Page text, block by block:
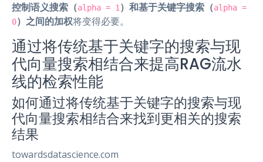
控制语义搜索（alpha = 1 ）和基于关键字搜索（alpha =
0）之间的加权将变得必要。
通过将传统基于关键字的搜索与现
代向量搜索相结合来提高RAG流水
线的检索性能
如何通过将传统基于关键字的搜索与现
代向量搜索相结合来找到更相关的搜索
结果
towardsdatascience.com